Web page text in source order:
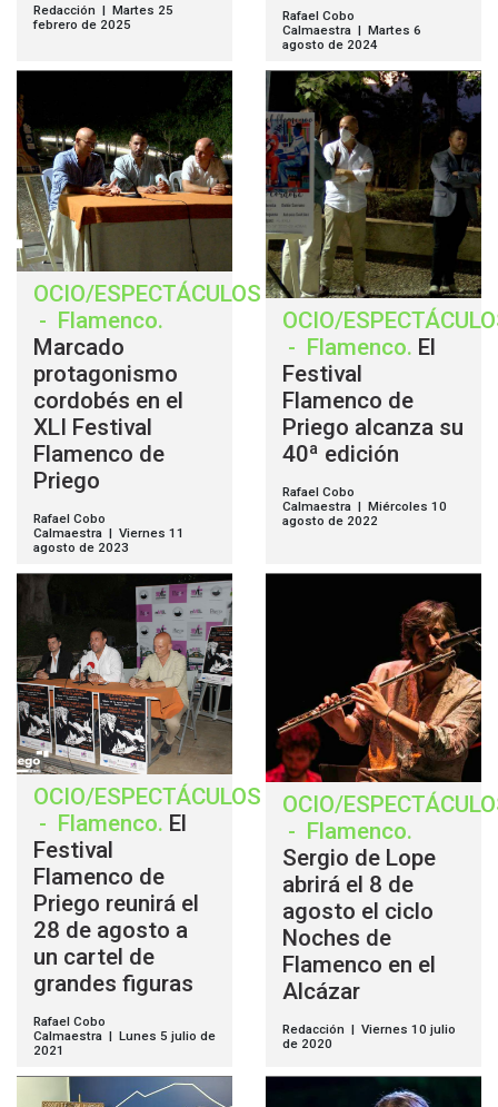
Redacción | Martes 25
febrero de 2025
Rafael Cobo
Calmaestra | Martes 6
agosto de 2024
OCIO/ESPECTÁCULOS
- Flamenco.
Marcado
protagonismo
cordobés en el
XLI Festival
Flamenco de
Priego
Rafael Cobo
Calmaestra | Viernes 11
agosto de 2023
OCIO/
- Flamenco. El
Festival
Flamenco de
Priego alcanza su
40ª edición
Rafael Cobo
Calmaestra | Miércoles 10
agosto de 2022
OCIO/ESPECTÁCULOS
- Flamenco. El
Festival
Flamenco de
Priego reunirá el
28 de agosto a
un cartel de
grandes figuras
Rafael Cobo
Calmaestra | Lunes 5 julio de
2021
OCIO/
- Flamenco.
Sergio de Lope
abrirá el 8 de
agosto el ciclo
Noches de
Flamenco en el
Alcázar
Redacción | Viernes 10 julio
de 2020